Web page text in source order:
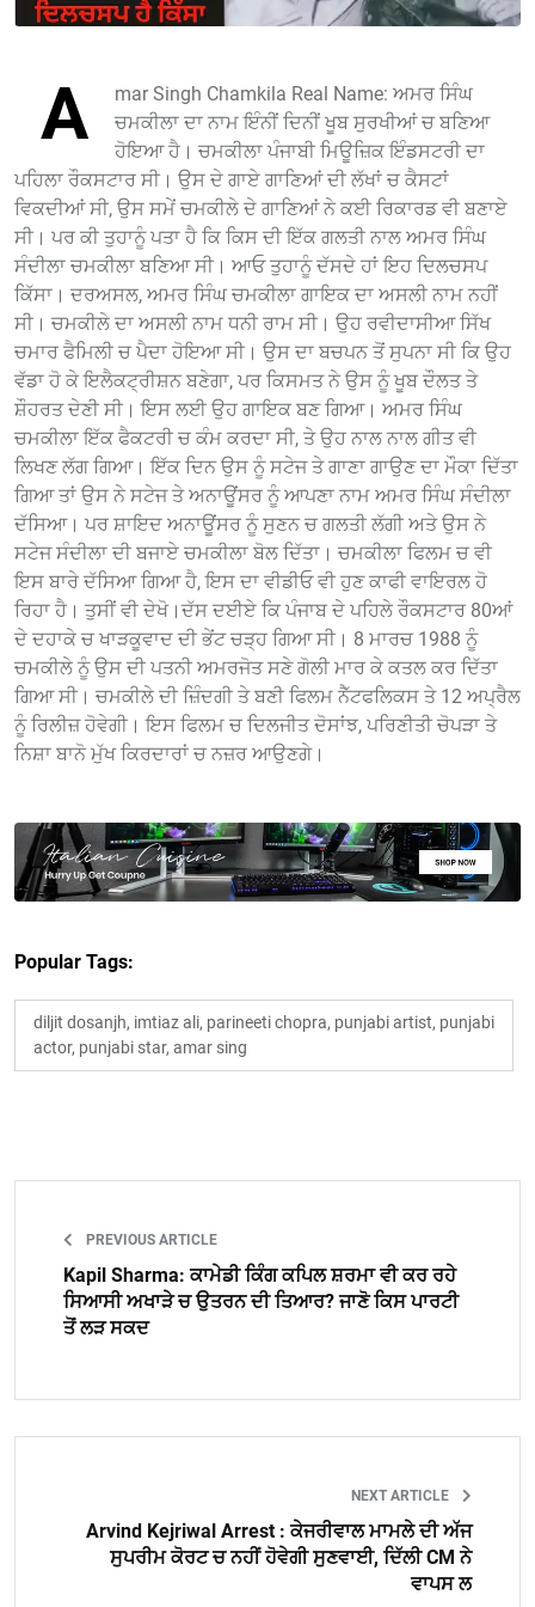
A
mar Singh Chamkila Real Name: ਅਮਰ ਸਿੰਘ
ਚਮਕੀਲਾ ਦਾ ਨਾਮ ਇੰਨੀਂ ਦਿਨੀਂ ਖੂਬ ਸੁਰਖੀਆਂ ਚ ਬਣਿਆ
ਹੋਇਆ ਹੈ। ਚਮਕੀਲਾ ਪੰਜਾਬੀ ਮਿਊਜ਼ਿਕ ਇੰਡਸਟਰੀ ਦਾ
ਪਹਿਲਾ ਰੌਕਸਟਾਰ ਸੀ। ਉਸ ਦੇ ਗਾਏ ਗਾਣਿਆਂ ਦੀ ਲੱਖਾਂ ਚ ਕੈਸਟਾਂ
ਵਿਕਦੀਆਂ ਸੀ, ਉਸ ਸਮੇਂ ਚਮਕੀਲੇ ਦੇ ਗਾਣਿਆਂ ਨੇ ਕਈ ਰਿਕਾਰਡ ਵੀ ਬਣਾਏ
ਸੀ। ਪਰ ਕੀ ਤੁਹਾਨੂੰ ਪਤਾ ਹੈ ਕਿ ਕਿਸ ਦੀ ਇੱਕ ਗਲਤੀ ਨਾਲ ਅਮਰ ਸਿੰਘ
ਸੰਦੀਲਾ ਚਮਕੀਲਾ ਬਣਿਆ ਸੀ। ਆਓ ਤੁਹਾਨੂੰ ਦੱਸਦੇ ਹਾਂ ਇਹ ਦਿਲਚਸਪ
ਕਿੱਸਾ। ਦਰਅਸਲ, ਅਮਰ ਸਿੰਘ ਚਮਕੀਲਾ ਗਾਇਕ ਦਾ ਅਸਲੀ ਨਾਮ ਨਹੀਂ
ਸੀ। ਚਮਕੀਲੇ ਦਾ ਅਸਲੀ ਨਾਮ ਧਨੀ ਰਾਮ ਸੀ। ਉਹ ਰਵੀਦਾਸੀਆ ਸਿੱਖ
ਚਮਾਰ ਫੈਮਿਲੀ ਚ ਪੈਦਾ ਹੋਇਆ ਸੀ। ਉਸ ਦਾ ਬਚਪਨ ਤੋਂ ਸੁਪਨਾ ਸੀ ਕਿ ਉਹ
ਵੱਡਾ ਹੋ ਕੇ ਇਲੈਕਟ੍ਰੀਸ਼ਨ ਬਣੇਗਾ, ਪਰ ਕਿਸਮਤ ਨੇ ਉਸ ਨੂੰ ਖੂਬ ਦੌਲਤ ਤੇ
ਸ਼ੌਹਰਤ ਦੇਣੀ ਸੀ। ਇਸ ਲਈ ਉਹ ਗਾਇਕ ਬਣ ਗਿਆ। ਅਮਰ ਸਿੰਘ
ਚਮਕੀਲਾ ਇੱਕ ਫੈਕਟਰੀ ਚ ਕੰਮ ਕਰਦਾ ਸੀ, ਤੇ ਉਹ ਨਾਲ ਨਾਲ ਗੀਤ ਵੀ
ਲਿਖਣ ਲੱਗ ਗਿਆ। ਇੱਕ ਦਿਨ ਉਸ ਨੂੰ ਸਟੇਜ ਤੇ ਗਾਣਾ ਗਾਉਣ ਦਾ ਮੌਕਾ ਦਿੱਤਾ
ਗਿਆ ਤਾਂ ਉਸ ਨੇ ਸਟੇਜ ਤੇ ਅਨਾਊਂਸਰ ਨੂੰ ਆਪਣਾ ਨਾਮ ਅਮਰ ਸਿੰਘ ਸੰਦੀਲਾ
ਦੱਸਿਆ। ਪਰ ਸ਼ਾਇਦ ਅਨਾਊਂਸਰ ਨੂੰ ਸੁਣਨ ਚ ਗਲਤੀ ਲੱਗੀ ਅਤੇ ਉਸ ਨੇ
ਸਟੇਜ ਸੰਦੀਲਾ ਦੀ ਬਜਾਏ ਚਮਕੀਲਾ ਬੋਲ ਦਿੱਤਾ। ਚਮਕੀਲਾ ਫਿਲਮ ਚ ਵੀ
ਇਸ ਬਾਰੇ ਦੱਸਿਆ ਗਿਆ ਹੈ, ਇਸ ਦਾ ਵੀਡੀਓ ਵੀ ਹੁਣ ਕਾਫੀ ਵਾਇਰਲ ਹੋ
ਰਿਹਾ ਹੈ। ਤੁਸੀਂ ਵੀ ਦੇਖੋ।ਦੱਸ ਦਈਏ ਕਿ ਪੰਜਾਬ ਦੇ ਪਹਿਲੇ ਰੌਕਸਟਾਰ 80ਆਂ
ਦੇ ਦਹਾਕੇ ਚ ਖਾੜਕੂਵਾਦ ਦੀ ਭੇਂਟ ਚੜ੍ਹ ਗਿਆ ਸੀ। 8 ਮਾਰਚ 1988 ਨੂੰ
ਚਮਕੀਲੇ ਨੂੰ ਉਸ ਦੀ ਪਤਨੀ ਅਮਰਜੋਤ ਸਣੇ ਗੋਲੀ ਮਾਰ ਕੇ ਕਤਲ ਕਰ ਦਿੱਤਾ
ਗਿਆ ਸੀ। ਚਮਕੀਲੇ ਦੀ ਜ਼ਿੰਦਗੀ ਤੇ ਬਣੀ ਫਿਲਮ ਨੈੱਟਫਲਿਕਸ ਤੇ 12 ਅਪ੍ਰੈਲ
ਨੂੰ ਰਿਲੀਜ਼ ਹੋਵੇਗੀ। ਇਸ ਫਿਲਮ ਚ ਦਿਲਜੀਤ ਦੋਸਾਂਝ, ਪਰਿਣੀਤੀ ਚੋਪੜਾ ਤੇ
ਨਿਸ਼ਾ ਬਾਨੋ ਮੁੱਖ ਕਿਰਦਾਰਾਂ ਚ ਨਜ਼ਰ ਆਉਣਗੇ।
Popular Tags:
diljit dosanjh, imtiaz ali, parineeti chopra, punjabi artist, punjabi
actor, punjabi star, amar sing
PREVIOUS ARTICLE
Kapil Sharma: ਕਾਮੇਡੀ ਕਿੰਗ ਕਪਿਲ ਸ਼ਰਮਾ ਵੀ ਕਰ ਰਹੇ
ਸਿਆਸੀ ਅਖਾੜੇ ਚ ਉਤਰਨ ਦੀ ਤਿਆਰ? ਜਾਣੋ ਕਿਸ ਪਾਰਟੀ
ਤੋਂ ਲੜ ਸਕਦ
NEXT ARTICLE
Arvind Kejriwal Arrest : ਕੇਜਰੀਵਾਲ ਮਾਮਲੇ ਦੀ ਅੱਜ
ਸੁਪਰੀਮ ਕੋਰਟ ਚ ਨਹੀਂ ਹੋਵੇਗੀ ਸੁਣਵਾਈ, ਦਿੱਲੀ CM ਨੇ
ਵਾਪਸ ਲ